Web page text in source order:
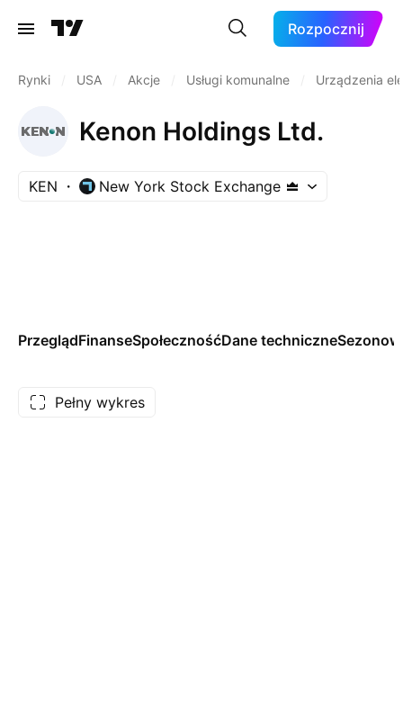
Rozpocznij
Rynki USA Akcje Usługi komunalne Urządzenia
Kenon Holdings Ltd.
KEN New York Stock Exchange
PrzeglądFinanseSpołecznośćDane techniczne
Pełny wykres